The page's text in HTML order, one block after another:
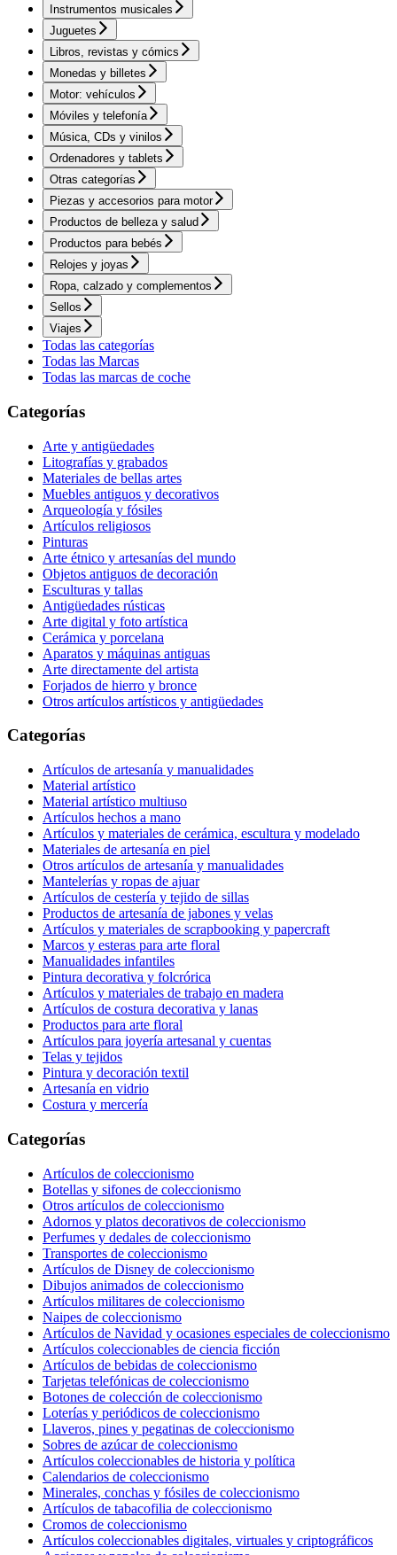
Instrumentos musicales
Juguetes
Libros, revistas y cómics
Monedas y billetes
Motor: vehículos
Móviles y telefonía
Música, CDs y vinilos
Ordenadores y tablets
Otras categorías
Piezas y accesorios para motor
Productos de belleza y salud
Productos para bebés
Relojes y joyas
Ropa, calzado y complementos
Sellos
Viajes
Todas las categorías
Todas las Marcas
Todas las marcas de coche
Categorías
Arte y antigüedades
Litografías y grabados
Materiales de bellas artes
Muebles antiguos y decorativos
Arqueología y fósiles
Artículos religiosos
Pinturas
Arte étnico y artesanías del mundo
Objetos antiguos de decoración
Esculturas y tallas
Antigüedades rústicas
Arte digital y foto artística
Cerámica y porcelana
Aparatos y máquinas antiguas
Arte directamente del artista
Forjados de hierro y bronce
Otros artículos artísticos y antigüedades
Categorías
Artículos de artesanía y manualidades
Material artístico
Material artístico multiuso
Artículos hechos a mano
Artículos y materiales de cerámica, escultura y modelado
Materiales de artesanía en piel
Otros artículos de artesanía y manualidades
Mantelerías y ropas de ajuar
Artículos de cestería y tejido de sillas
Productos de artesanía de jabones y velas
Artículos y materiales de scrapbooking y papercraft
Marcos y esteras para arte floral
Manualidades infantiles
Pintura decorativa y folcrórica
Artículos y materiales de trabajo en madera
Artículos de costura decorativa y lanas
Productos para arte floral
Artículos para joyería artesanal y cuentas
Telas y tejidos
Pintura y decoración textil
Artesanía en vidrio
Costura y mercería
Categorías
Artículos de coleccionismo
Botellas y sifones de coleccionismo
Otros artículos de coleccionismo
Adornos y platos decorativos de coleccionismo
Perfumes y dedales de coleccionismo
Transportes de coleccionismo
Artículos de Disney de coleccionismo
Dibujos animados de coleccionismo
Artículos militares de coleccionismo
Naipes de coleccionismo
Artículos de Navidad y ocasiones especiales de coleccionismo
Artículos coleccionables de ciencia ficción
Artículos de bebidas de coleccionismo
Tarjetas telefónicas de coleccionismo
Botones de colección de coleccionismo
Loterías y periódicos de coleccionismo
Llaveros, pines y pegatinas de coleccionismo
Sobres de azúcar de coleccionismo
Artículos coleccionables de historia y política
Calendarios de coleccionismo
Minerales, conchas y fósiles de coleccionismo
Artículos de tabacofilia de coleccionismo
Cromos de coleccionismo
Artículos coleccionables digitales, virtuales y criptográficos